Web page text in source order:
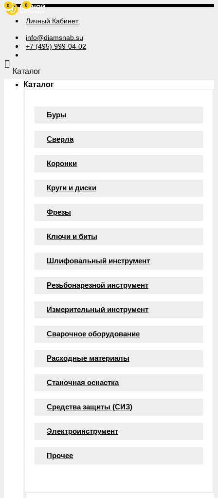
Личный Кабинет
info@diamsnab.su
+7 (495) 999-04-02
0
Каталог
Каталог
Буры
Сверла
Коронки
Круги и диски
Фрезы
Ключи и биты
Шлифовальный инструмент
Резьбонарезной инструмент
Измерительный инструмент
Сварочное оборудование
Расходные материалы
Станочная оснастка
Средства защиты (СИЗ)
Электроинструмент
Прочее
0